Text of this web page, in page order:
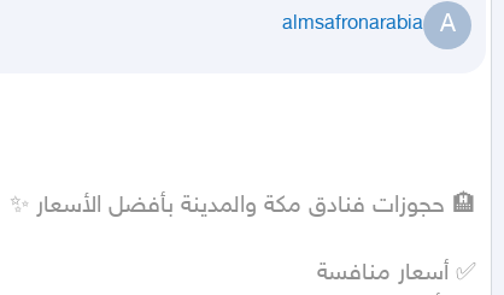
A
almsafronarabia